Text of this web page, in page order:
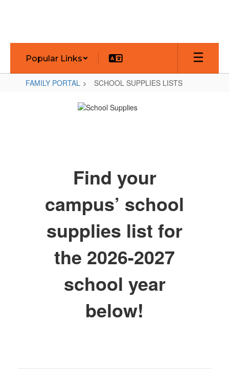
Popular Links
FAMILY PORTAL SCHOOL SUPPLIES LISTS
SCHOOL
SUPPLIES
Find your
campus’ school
supplies list for
the 2026-2027
school year
below!